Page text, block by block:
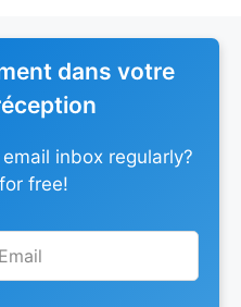
dans votre
inbox regularly?
free!